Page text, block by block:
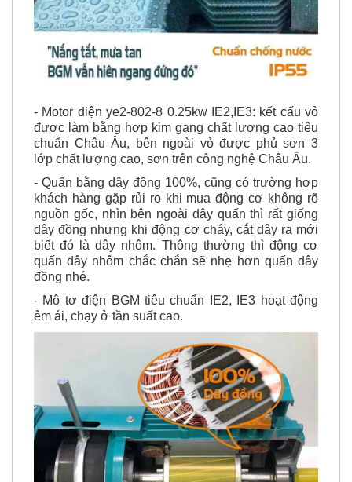
được làm bằng hợp kim gang chất lượng cao tiêu
chuẩn Châu Âu, bên ngoài vỏ được phủ sơn 3
lớp chất lượng cao, sơn trên công nghệ Châu Âu.
- Quấn bằng dây đồng 100%, cũng có trường hợp
khách hàng gặp rủi ro khi mua động cơ không rõ
nguồn gốc, nhìn bên ngoài dây quấn thì rất giống
dây đồng nhưng khi động cơ cháy, cắt dây ra mới
biết đó là dây nhôm. Thông thường thì động cơ
quấn dây nhôm chắc chắn sẽ nhẹ hơn quấn dây
đồng nhé.
- Mô tơ điện BGM tiêu chuẩn IE2, IE3 hoạt động
êm ái, chạy ở tần suất cao.